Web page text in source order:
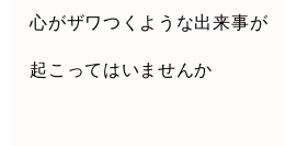
心がザワつくような出来事が
起こってはいませんか